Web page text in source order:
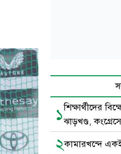
১শিক্ষার্থীদের
ঝাড়খণ্ড,
২কামারখন্দে